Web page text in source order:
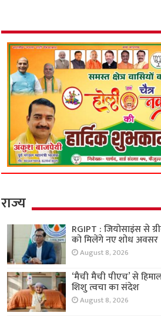
राज्य
RGIPT : जियोसाइंस से
को मिलेंगे नए शोध अवसर
August 8, 2026
‘मैची मैची पीएच’ से
शिशु त्वचा का संदेश
August 8, 2026